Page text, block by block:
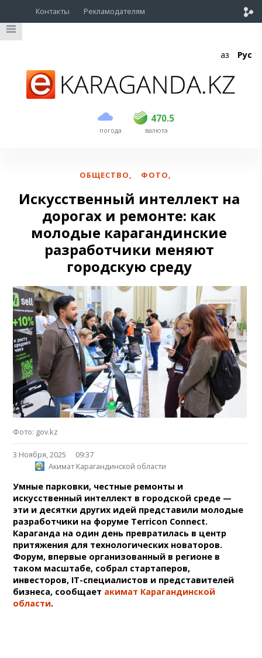
Контакты Рекламодателям
Қаз Рус
погода
470.5
USD 469.5 470.5
EUR валюта
ОБЩЕСТВО, ФОТО,
Искусственный интеллект на
дорогах и ремонте: как
молодые карагандинские
разработчики меняют
городскую среду
Фото: gov.kz
3 Ноября, 2025
09:37
Акимат Карагандинской области
Умные парковки, честные ремонты и
искусственный интеллект в городской среде —
эти и десятки других идей представили молодые
разработчики на форуме Terricon Connect.
Караганда на один день превратилась в центр
притяжения для технологических новаторов.
Форум, впервые организованный в регионе в
таком масштабе, собрал стартаперов,
инвесторов, IT-специалистов и представителей
бизнеса, сообщает акимат Карагандинской
области.